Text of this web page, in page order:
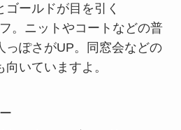
ールドが目を引く
。ニットやコートなどの普
っぽさがUP。同窓会などの
いていますよ。